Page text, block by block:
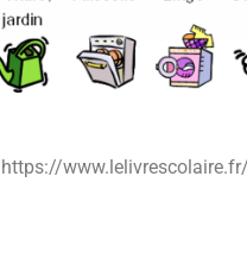
https://